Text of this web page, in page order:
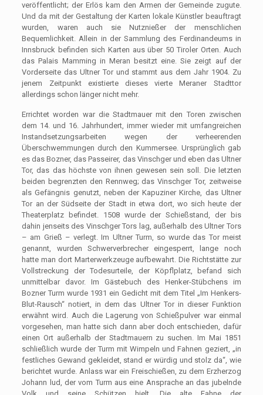
veröffentlicht; der Erlös kam den Armen der Gemeinde zugute.
Und da mit der Gestaltung der Karten lokale Künstler beauftragt
wurden, waren auch sie Nutznießer der menschlichen
Bequemlichkeit. Allein in der Sammlung des Ferdinandeums in
Innsbruck befinden sich Karten aus über 50 Tiroler Orten. Auch
das Palais Mamming in Meran besitzt eine. Sie zeigt auf der
Vorderseite das Ultner Tor und stammt aus dem Jahr 1904. Zu
jenem Zeitpunkt existierte dieses vierte Meraner Stadttor
allerdings schon länger nicht mehr.
Errichtet worden war die Stadtmauer mit den Toren zwischen
dem 14. und 16. Jahrhundert, immer wieder mit umfangreichen
Instandsetzungsarbeiten wegen der verheerenden
Überschwemmungen durch den Kummersee. Ursprünglich gab
es das Bozner, das Passeirer, das Vinschger und eben das Ultner
Tor, das das höchste von ihnen gewesen sein soll. Die letzten
beiden begrenzten den Rennweg; das Vinschger Tor, zeitweise
als Gefängnis genutzt, neben der Kapuziner Kirche, das Ultner
Tor an der Südseite der Stadt in etwa dort, wo sich heute der
Theaterplatz befindet. 1508 wurde der Schießstand, der bis
dahin jenseits des Vinschger Tors lag, außerhalb des Ultner Tors
– am Grieß – verlegt. Im Ultner Turm, so wurde das Tor meist
genannt, wurden Schwerverbrecher eingesperrt, lange noch
hatte man dort Marterwerkzeuge aufbewahrt. Die Richtstätte zur
Vollstreckung der Todesurteile, der Köpflplatz, befand sich
unmittelbar davor. Im Gästebuch des Henker-Stübchens im
Bozner Turm wurde 1931 ein Gedicht mit dem Titel „Im Henkers-
Blut-Rausch“ notiert, in dem das Ultner Tor in dieser Funktion
erwähnt wird. Auch die Lagerung von Schießpulver war einmal
vorgesehen, man hatte sich dann aber doch entschieden, dafür
einen Ort außerhalb der Stadtmauern zu suchen. Im Mai 1851
schließlich wurde der Turm mit Wimpeln und Fahnen geziert, „in
festliches Gewand gekleidet, stand er würdig und stolz da“, wie
berichtet wurde. Anlass war ein Freischießen, zu dem Erzherzog
Johann lud, der vom Turm aus eine Ansprache an das jubelnde